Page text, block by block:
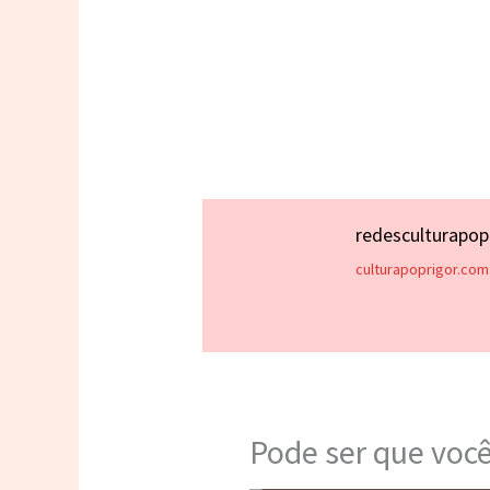
culturapoprigor.com
Pode ser que